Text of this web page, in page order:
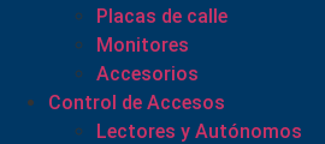
Placas de calle
Monitores
Accesorios
Control de Accesos
Lectores y Autónomos